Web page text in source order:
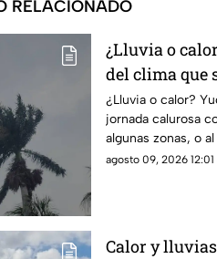
RELACIONADO
¿Lluvia o
del clima que
domingo 9 de
¿Lluvia o calor?
jornada calurosa
algunas zonas, o
del clima.
agosto 09, 2026 12:01
Calor y